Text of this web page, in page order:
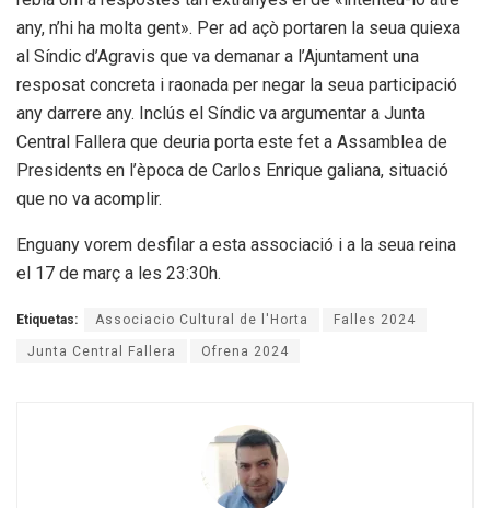
any, n’hi ha molta gent». Per ad açò portaren la seua quiexa
al Síndic d’Agravis que va demanar a l’Ajuntament una
resposat concreta i raonada per negar la seua participació
any darrere any. Inclús el Síndic va argumentar a Junta
Central Fallera que deuria porta este fet a Assamblea de
Presidents en l’època de Carlos Enrique galiana, situació
que no va acomplir.
Enguany vorem desfilar a esta associació i a la seua reina
el 17 de març a les 23:30h.
Etiquetas: Associacio Cultural de l'Horta Falles 2024
Junta Central Fallera Ofrena 2024